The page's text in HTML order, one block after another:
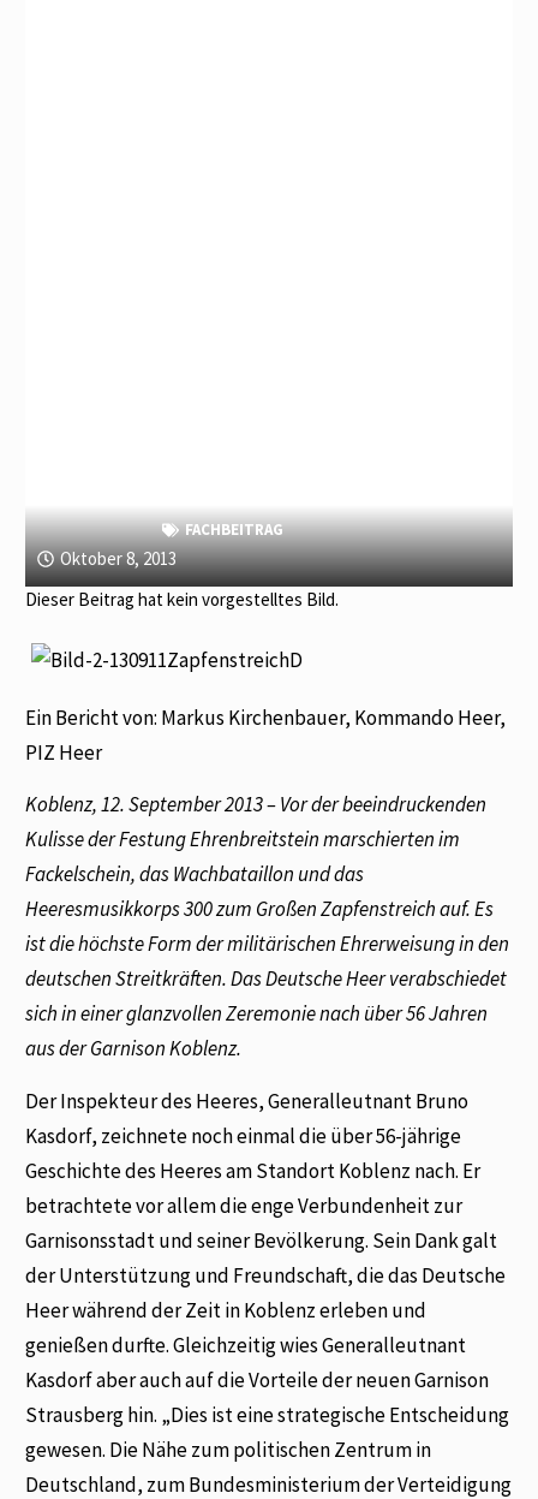
FACHBEITRAG
Oktober 8, 2013
Dieser Beitrag hat kein vorgestelltes Bild.
Ein Bericht von: Markus Kirchenbauer, Kommando Heer,
PIZ Heer
Koblenz, 12. September 2013 – Vor der beeindruckenden
Kulisse der Festung Ehrenbreitstein marschierten im
Fackelschein, das Wachbataillon und das
Heeresmusikkorps 300 zum Großen Zapfenstreich auf. Es
ist die höchste Form der militärischen Ehrerweisung in den
deutschen Streitkräften. Das Deutsche Heer verabschiedet
sich in einer glanzvollen Zeremonie nach über 56 Jahren
aus der Garnison Koblenz.
Der Inspekteur des Heeres, Generalleutnant Bruno
Kasdorf, zeichnete noch einmal die über 56-jährige
Geschichte des Heeres am Standort Koblenz nach. Er
betrachtete vor allem die enge Verbundenheit zur
Garnisonsstadt und seiner Bevölkerung. Sein Dank galt
der Unterstützung und Freundschaft, die das Deutsche
Heer während der Zeit in Koblenz erleben und
genießen durfte. Gleichzeitig wies Generalleutnant
Kasdorf aber auch auf die Vorteile der neuen Garnison
Strausberg hin. „Dies ist eine strategische Entscheidung
gewesen. Die Nähe zum politischen Zentrum in
Deutschland, zum Bundesministerium der Verteidigung